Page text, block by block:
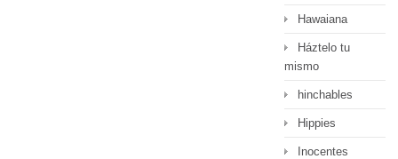
Hawaiana
Háztelo tu
mismo
hinchables
Hippies
Inocentes